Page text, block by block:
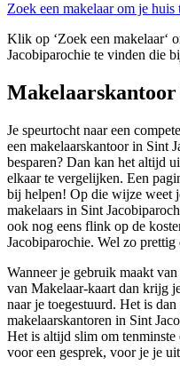
Zoek een makelaar om je huis
Klik op ‘Zoek een makelaar‘
Jacobiparochie te vinden die
Je speurtocht naar een
een makelaarskantoor in Sint
besparen? Dan kan het altijd
elkaar te vergelijken. Een
bij helpen! Op die wijze weet
makelaars in Sint
ook nog eens flink op de
Jacobiparochie. Wel zo prettig
Wanneer je gebruik maakt
van Makelaar-kaart dan krijg
naar je toegestuurd. Het is
makelaarskantoren in Sint
Het is altijd slim om tenminste
voor een gesprek, voor je je